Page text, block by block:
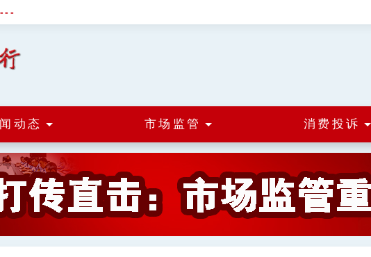
动态 市场监管 消费投诉